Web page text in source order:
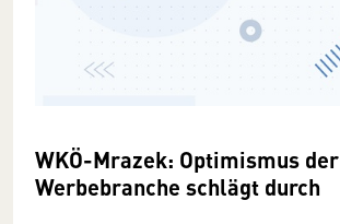
WKÖ-Mrazek: Optimismus der
Werbebranche schlägt durch